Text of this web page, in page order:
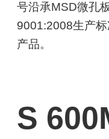
号沿承MSD微孔
9001:2008生产
产品。
S